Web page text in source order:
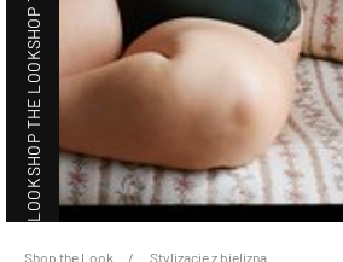
SHOP THE LOOK
Shop the Look Stylizacje z bielizną